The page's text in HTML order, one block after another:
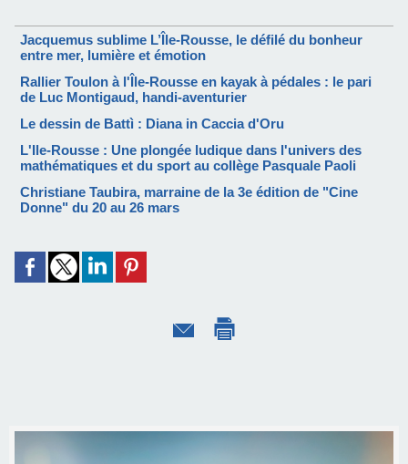
Jacquemus sublime L’Île-Rousse, le défilé du bonheur
entre mer, lumière et émotion
Rallier Toulon à l'Île-Rousse en kayak à pédales : le pari
de Luc Montigaud, handi-aventurier
Le dessin de Battì : Diana in Caccia d'Oru
L'Ile-Rousse : Une plongée ludique dans l'univers des
mathématiques et du sport au collège Pasquale Paoli
Christiane Taubira, marraine de la 3e édition de "Cine
Donne" du 20 au 26 mars